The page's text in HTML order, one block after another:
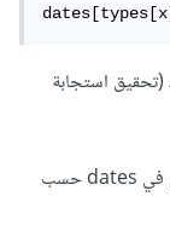
(تحقيق استجابة
- إن المتحول X يمر على المصفوفة types ، ويخزن في dates حسب